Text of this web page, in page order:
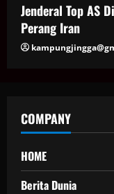
Jenderal Top AS
Perang Iran
COMPANY
HOME
Berita Dunia